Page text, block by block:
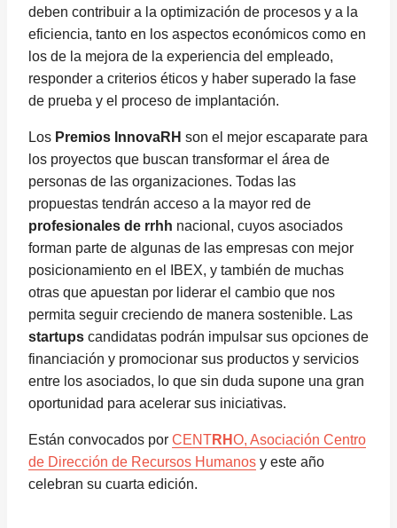
deben contribuir a la optimización de procesos y a la
eficiencia, tanto en los aspectos económicos como en
los de la mejora de la experiencia del empleado,
responder a criterios éticos y haber superado la fase
de prueba y el proceso de implantación.
Los Premios InnovaRH son el mejor escaparate para
los proyectos que buscan transformar el área de
personas de las organizaciones. Todas las
propuestas tendrán acceso a la mayor red de
profesionales de rrhh nacional, cuyos asociados
forman parte de algunas de las empresas con mejor
posicionamiento en el IBEX, y también de muchas
otras que apuestan por liderar el cambio que nos
permita seguir creciendo de manera sostenible. Las
startups candidatas podrán impulsar sus opciones de
financiación y promocionar sus productos y servicios
entre los asociados, lo que sin duda supone una gran
oportunidad para acelerar sus iniciativas.
Están convocados por CENTRHO, Asociación Centro
de Dirección de Recursos Humanos y este año
celebran su cuarta edición.